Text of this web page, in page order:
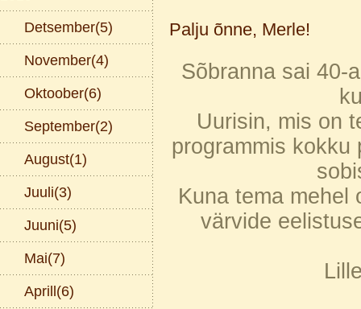
Detsember(5)
November(4)
Oktoober(6)
September(2)
August(1)
Juuli(3)
Juuni(5)
Mai(7)
Aprill(6)
Palju õnne, Merle!
Sõbranna sai 40-
Uurisin, mis on
programmis kokku
Kuna tema mehel
värvide